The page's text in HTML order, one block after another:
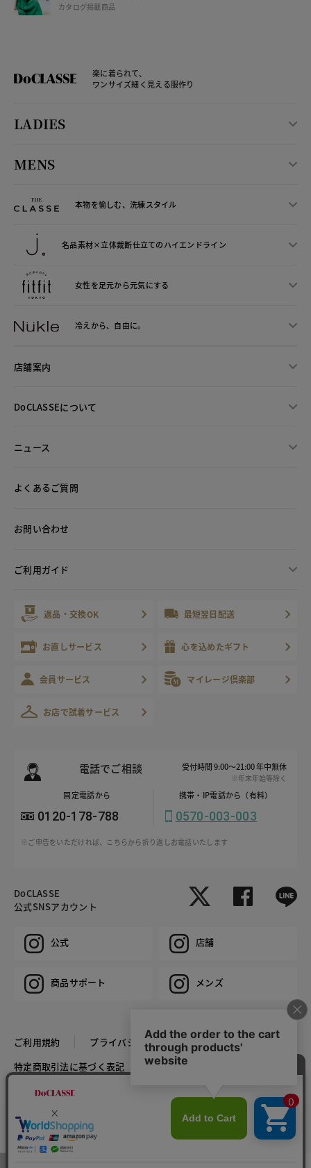
カラー・サイズを選択する
カタログ掲載商品
楽に着られて、
ワンサイズ細く見える服作り
LADIES
MENS
本物を愉しむ、洗練スタイル
名品素材×立体裁断仕立てのハイエンドライン
女性を足元から元気にする
冷えから、 自由に。
店舗案内
DoCLASSEについて
ニュース
よくあるご質問
お問い合わせ
ご利用ガイド
返品・交換OK 最短翌日配送
お直しサービス 心を込めたギフト
会員サービス マイレージ倶楽部
お店で試着サービス
電話でご相談 受付時間 9:00～21:00 年中無休
※年末年始等除く
固定電話から
0120-178-788
携帯・IP電話から（有料）
0570-003-003
※ご申告をいただければ、こちらから折り返しお電話いたします
DoCLASSE
公式SNSアカウント
公式 店舗
商品サポート メンズ
ご利用規約
プライバシーポリシー
特定商取引法に基づく表記
推奨環境
COPYRIGHT © DoCLASSE ALL RIGHTS RESERVED.